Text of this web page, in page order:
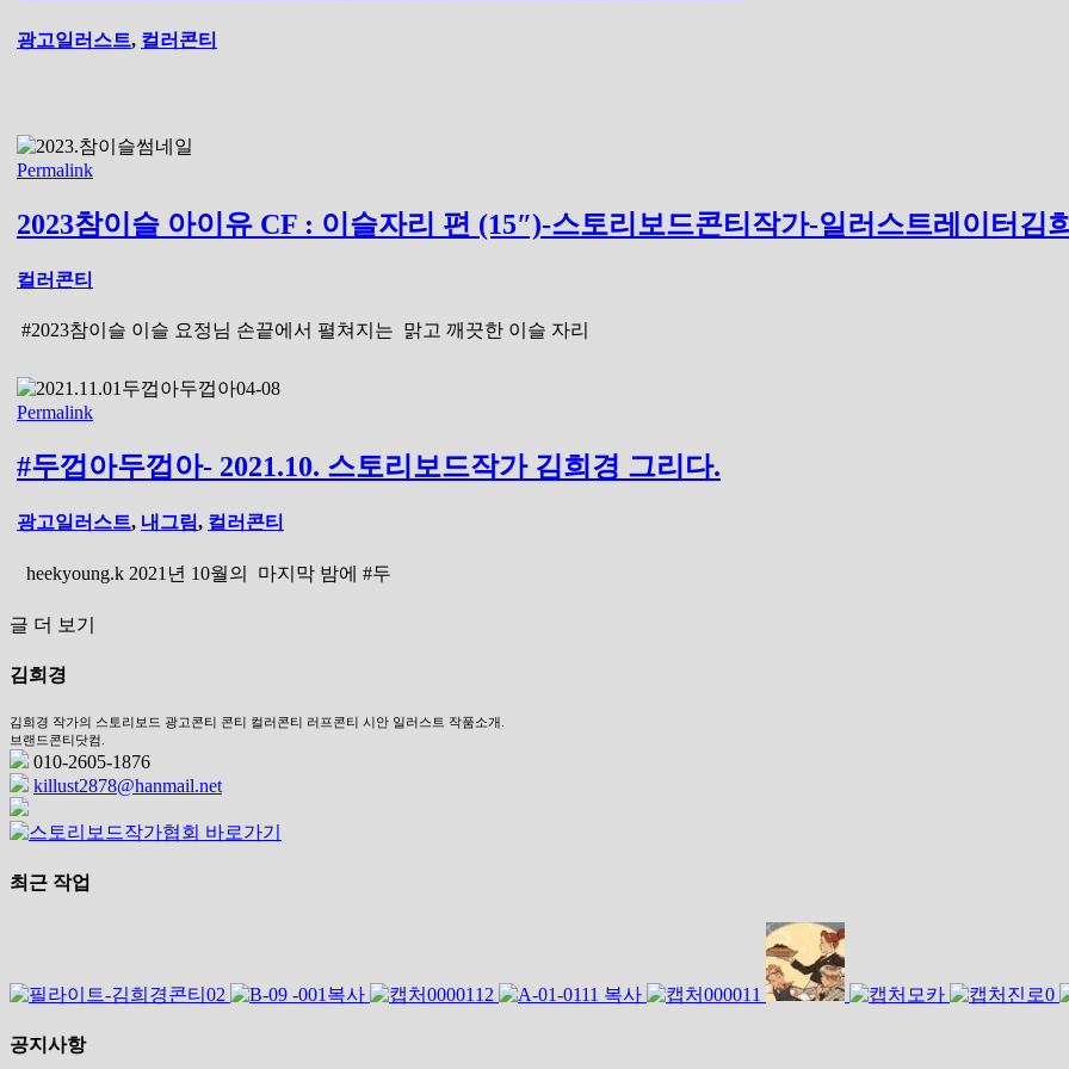
광고일러스트, 컬러콘티
Permalink
2023참이슬 아이유 CF : 이슬자리 편 (15″)-스토리보드콘티작가-일러스트레이터김
컬러콘티
#2023참이슬 이슬 요정님 손끝에서 펼쳐지는 맑고 깨끗한 이슬 자리
Permalink
#두껍아두껍아- 2021.10. 스토리보드작가 김희경 그리다.
광고일러스트, 내그림, 컬러콘티
heekyoung.k 2021년 10월의 마지막 밤에 #두
글 더 보기
김희경
김희경 작가의 스토리보드 광고콘티 콘티 컬러콘티 러프콘티 시안 일러스트 작품소개.
브랜드콘티닷컴.
010-2605-1876
killust2878@hanmail.net
최근 작업
공지사항